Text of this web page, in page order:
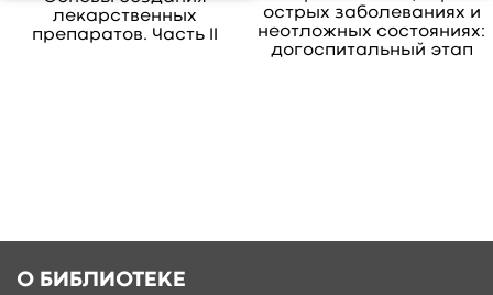
лекарственных
препаратов. Часть II
острых заболеваниях и
неотложных состояниях:
догоспитальный этап
О БИБЛИОТЕКЕ